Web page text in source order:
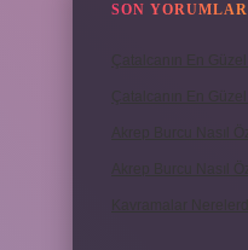
SON YORUMLAR